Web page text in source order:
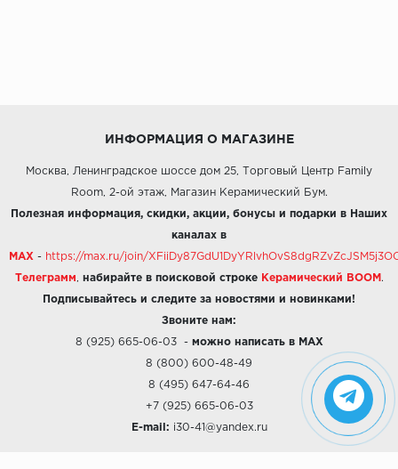
ИНФОРМАЦИЯ О МАГАЗИНЕ
Москва, Ленинградское шоссе дом 25, Торговый Центр Family
Room, 2-ой этаж, Магазин Керамический Бум.
Полезная информация, скидки, акции, бонусы и подарки в Наших
каналах в
MAX - https://max.ru/join/
Телеграмм набирайте в поисковой строке Керамический BOOM .
Подписывайтесь и следите за новостями и новинками!
Звоните нам:
8 (925) 665-06-03- можно написать в MAX
8 (800) 600-48-49
8 (495) 647-64-46
+7 (925) 665-06-03
E-mail: i30-41@yandex.ru